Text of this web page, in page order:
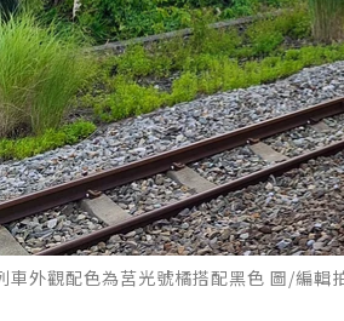
車外觀配色為莒光號橘搭配黑色 圖/編輯